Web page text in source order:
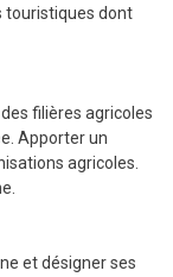
touristiques dont
filières agricoles
Apporter un
agricoles.
et désigner ses